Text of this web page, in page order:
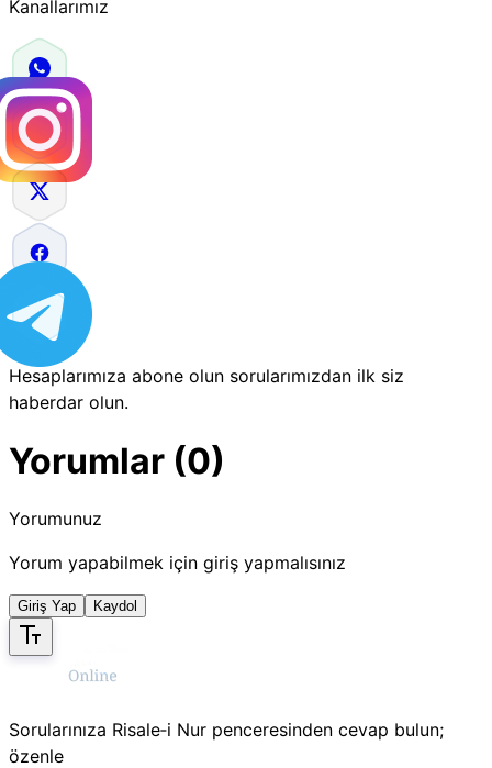
Kanallarımız
Hesaplarımıza abone olun sorularımızdan ilk siz
haberdar olun.
Yorumlar (0)
Yorumunuz
Yorum yapabilmek için giriş yapmalısınız
Giriş Yap Kaydol
Sorularınıza Risale‑i Nur penceresinden cevap bulun;
özenle